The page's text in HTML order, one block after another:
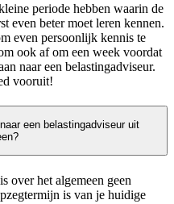
periode hebben waarin de
even beter moet leren kennen.
even persoonlijk kennis te
ook af om een week voordat
naar een belastingadviseur.
vooruit!
een belastingadviseur uit
over het algemeen geen
is van je huidige